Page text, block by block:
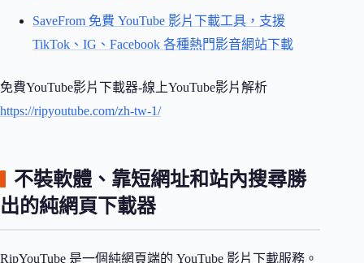
SaveFrom 免費 YouTube 影片下載工具，支援
TikTok、IG、Facebook 各種熱門影音網站下載
免費YouTube影片下載器-線上YouTube影片解析
https://ripyoutube.com/zh-tw-1/
不裝軟體、靠短網址和站內搜尋勝
出的純網頁下載器
RipYouTube 是一個純網頁端的 YouTube 影片下載服務。